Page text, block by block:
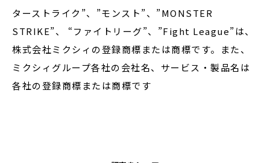
ターストライク”、”モンスト”、”MONSTER
STRIKE”、 “ファイトリーグ”、”Fight League”は、
株式会社ミクシィの登録商標または商標です。また、
ミクシィグループ各社の会社名、サービス・製品名は
各社の登録商標または商標です